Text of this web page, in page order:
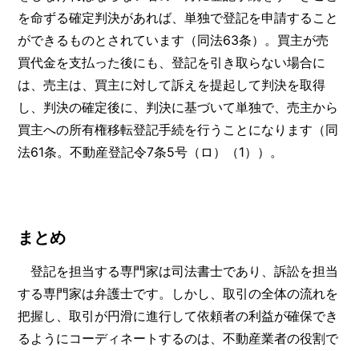
を命ずる確定判決があれば、単独で登記を申請すること
ができるものとされています（同法63条）。買主が売
買代金を支払った後にも、登記を引き取らない場合に
は、売主は、買主に対して訴えを提起して判決を取得
し、判決の確定後に、判決に基づいて単独で、売主から
買主への所有権移転登記手続を行うことになります（同
法61条。不動産登記令7条5号（ロ）（1））。
まとめ
登記を担当する専門家は司法書士であり、訴訟を担当
する専門家は弁護士です。しかし、取引の全体の流れを
把握し、取引が円滑に進行して依頼者の利益が確保でき
るようにコーディネートするのは、不動産業者の役割で